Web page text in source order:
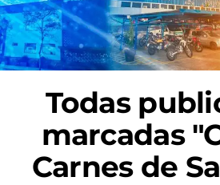
Todas
marcadas
Carnes de